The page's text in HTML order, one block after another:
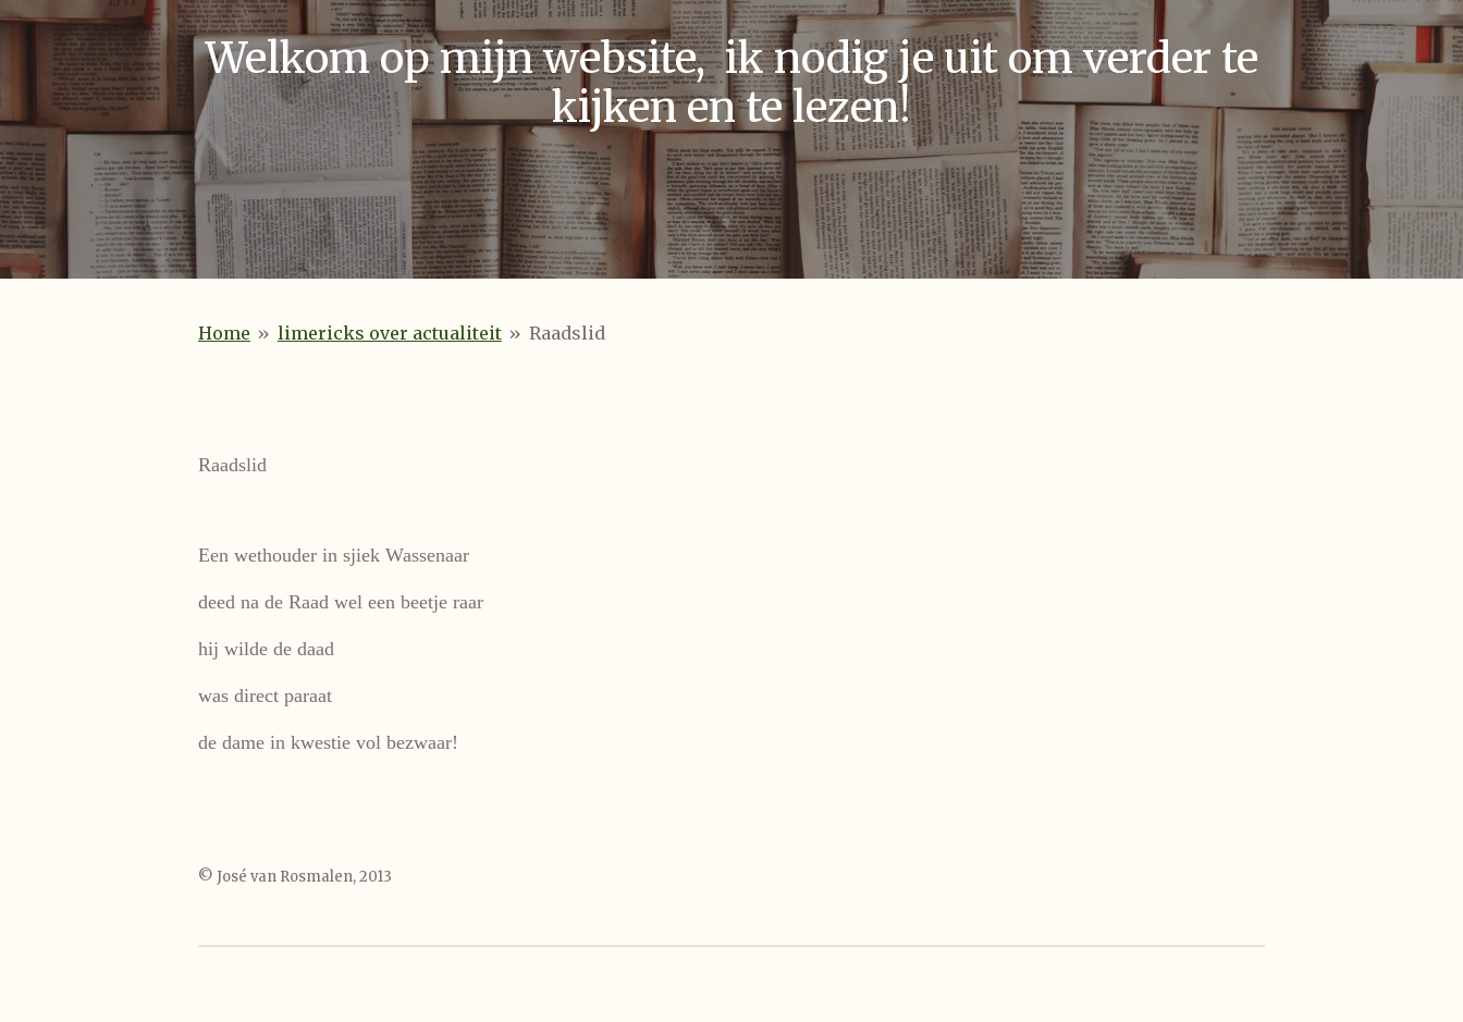
Welkom op mijn website, ik nodig je uit om verder te
kijken en te lezen!
Home » limericks over actualiteit » Raadslid
Raadslid
Een wethouder in sjiek Wassenaar
deed na de Raad wel een beetje raar
hij wilde de daad
was direct paraat
de dame in kwestie vol bezwaar!
© José van Rosmalen, 2013